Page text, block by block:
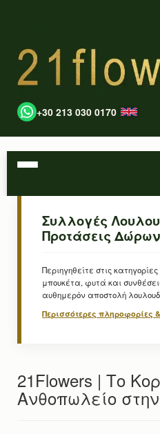
+30 213 030 0170
Συλλογές
Προτάσεις Δώρων
Περιηγηθείτε στις
μπουκέτα, φυτά και
αυθημερόν αποστολή
Περισσότερες πληροφορίες
21Flowers | Το
Ανθοπωλείο